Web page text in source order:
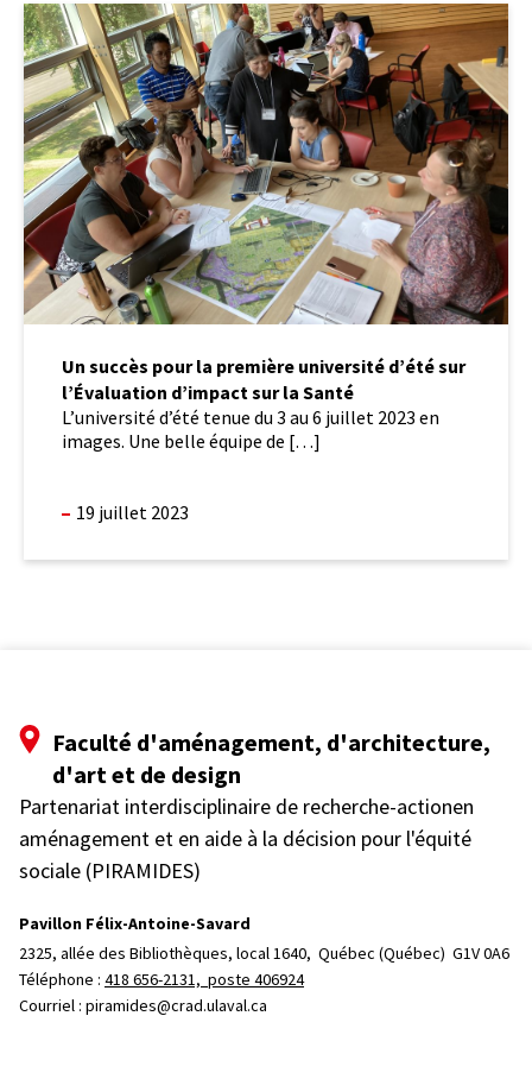
Un succès pour la première université d’été sur
l’Évaluation d’impact sur la Santé
L’université d’été tenue du 3 au 6 juillet 2023 en
images. Une belle équipe de […]
19 juillet 2023
Un
succès
pour
la
première
université
d’été
sur
l’Évaluation
d’impact
sur
la
Santé
Faculté d'aménagement, d'architecture,
d'art et de design
Partenariat interdisciplinaire de recherche-actionen
aménagement et en aide à la décision pour l'équité
sociale (PIRAMIDES)
Pavillon Félix-Antoine-Savard
2325, allée des Bibliothèques, local 1640, Québec (Québec)  G1V 0A6
Téléphone : 418 656-2131, poste 406924
Courriel : piramides@crad.ulaval.ca